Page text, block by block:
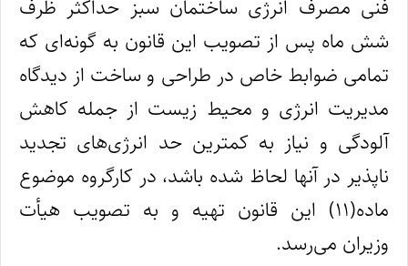
فنی مصرف انرژی ساختمان سبز حداکثر ظرف
شش‌ ماه پس از تصویب این قانون به‌ گونه‌ای که
تمامی ضوابط خاص در طراحی و ساخت از دیدگاه
مدیریت انرژی و محیط زیست از جمله کاهش
آلودگی و نیاز به کمترین حد انرژی‌های تجدید
ناپذیر در آنها لحاظ شده باشد، در کارگروه موضوع
ماده(۱۱) این قانون تهیه و به‌ تصویب هیأت‌
وزیران می‌رسد.